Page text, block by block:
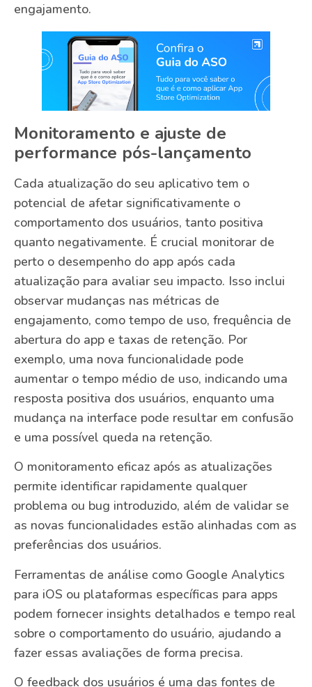
engajamento.
Monitoramento e ajuste de
performance pós-lançamento
Cada atualização do seu aplicativo tem o
potencial de afetar significativamente o
comportamento dos usuários, tanto positiva
quanto negativamente. É crucial monitorar de
perto o desempenho do app após cada
atualização para avaliar seu impacto. Isso inclui
observar mudanças nas métricas de
engajamento, como tempo de uso, frequência de
abertura do app e taxas de retenção. Por
exemplo, uma nova funcionalidade pode
aumentar o tempo médio de uso, indicando uma
resposta positiva dos usuários, enquanto uma
mudança na interface pode resultar em confusão
e uma possível queda na retenção.
O monitoramento eficaz após as atualizações
permite identificar rapidamente qualquer
problema ou bug introduzido, além de validar se
as novas funcionalidades estão alinhadas com as
preferências dos usuários.
Ferramentas de análise como Google Analytics
para iOS ou plataformas específicas para apps
podem fornecer insights detalhados e tempo real
sobre o comportamento do usuário, ajudando a
fazer essas avaliações de forma precisa.
O feedback dos usuários é uma das fontes de